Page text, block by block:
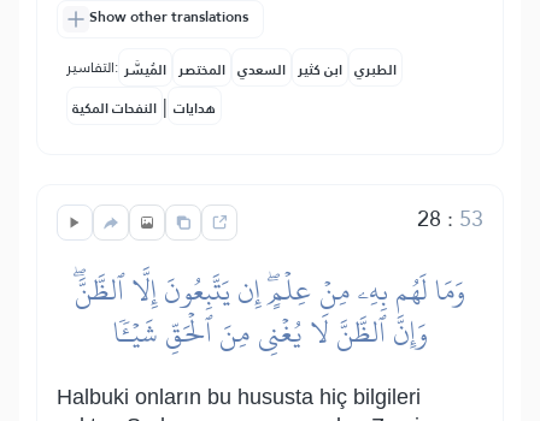
Show other translations
التفاسير: المُيسَّر المختصر السعدي ابن كثير الطبري
النفحات المكية | هدايات
28 : 53
وَمَا لَهُم بِهِۦ مِنۡ عِلۡمٍۖ إِن يَتَّبِعُونَ إِلَّا ٱلظَّنَّۖ
وَإِنَّ ٱلظَّنَّ لَا يُغۡنِي مِنَ ٱلۡحَقِّ شَيۡـٔٗا
Halbuki onların bu hususta hiç bilgileri